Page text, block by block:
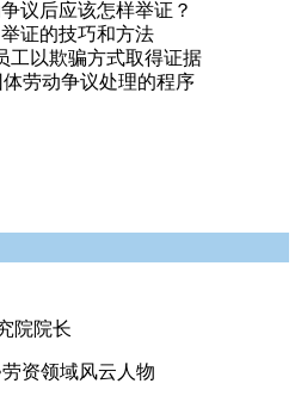
议后应该怎样举证？
证的技巧和方法
工以欺骗方式取得证据
劳动争议处理的程序
院院长
资领域风云人物